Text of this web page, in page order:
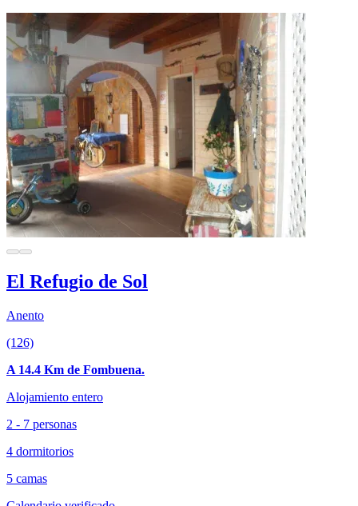
El Refugio de Sol
Anento
(126)
A 14.4 Km de Fombuena.
Alojamiento entero
2 - 7 personas
4 dormitorios
5 camas